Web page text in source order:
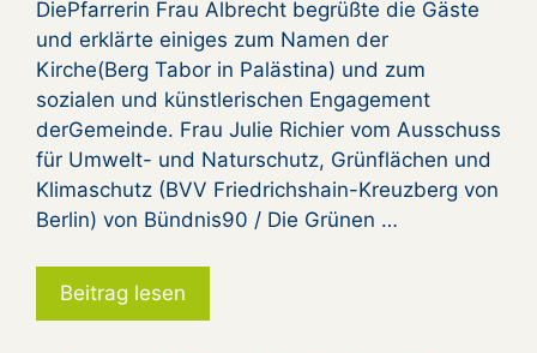
DiePfarrerin Frau Albrecht begrüßte die Gäste
und erklärte einiges zum Namen der
Kirche(Berg Tabor in Palästina) und zum
sozialen und künstlerischen Engagement
derGemeinde. Frau Julie Richier vom Ausschuss
für Umwelt- und Naturschutz, Grünflächen und
Klimaschutz (BVV Friedrichshain-Kreuzberg von
Berlin) von Bündnis90 / Die Grünen …
Beitrag lesen